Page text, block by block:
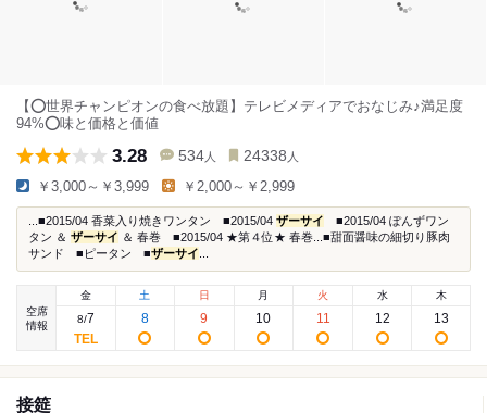
【⭕️世界チャンピオンの食べ放題】テレビメディアでおなじみ♪満足度
94%⭕️味と価格と価値
3.28 534 人 24338 人
￥3,000～￥3,999 ￥2,000～￥2,999
...■2015/04 香菜入り焼きワンタン ■2015/04 ザーサイ ■2015/04 ぽんずワン
タン ＆ ザーサイ ＆ 春巻 ■2015/04 ★第４位★ 春巻...■甜面醤味の細切り豚肉
サンド ■ピータン ■ザーサイ
空席
情報
金
8/7
土
8
日
9
月
10
火
11
水
12
木
13
接筵